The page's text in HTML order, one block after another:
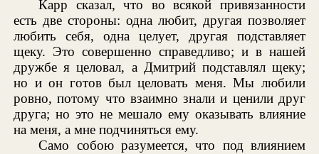
Карр сказал, что во всякой привязанности
есть две стороны: одна любит, другая позволяет
любить себя, одна целует, другая подставляет
щеку. Это совершенно справедливо; и в нашей
дружбе я целовал, а Дмитрий подставлял щеку;
но и он готов был целовать меня. Мы любили
ровно, потому что взаимно знали и ценили друг
друга; но это не мешало ему оказывать влияние
на меня, а мне подчиняться ему.
Само собою разумеется, что под влиянием